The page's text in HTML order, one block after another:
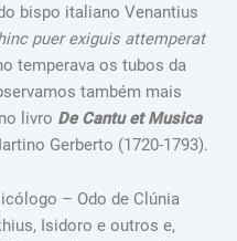
bispo italiano Venantius
puer exiguis attemperat
temperava os tubos da
também mais
livro De Cantu et Musica
Gerberto (1720-1793).
– Odo de Clúnia
Isidoro e outros e,